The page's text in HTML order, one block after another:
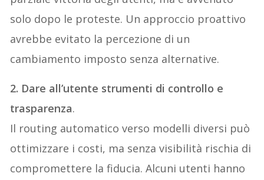
solo dopo le proteste. Un approccio proattivo
avrebbe evitato la percezione di un
cambiamento imposto senza alternative.
2. Dare all’utente strumenti di controllo e
trasparenza.
Il routing automatico verso modelli diversi può
ottimizzare i costi, ma senza visibilità rischia di
compromettere la fiducia. Alcuni utenti hanno